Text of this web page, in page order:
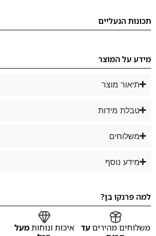
תכונות הנעליים
מידע על המוצר
תיאור מוצר
טבלת מידות
משלוחים
מידע נוסף
למה פרנקו בן?
משלוחים מהיריםעד איכות ונוחותמעל